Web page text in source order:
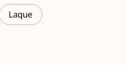
Laque